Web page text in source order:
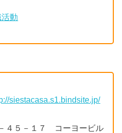
動
siestacasa.s1.bindsite.jp/
４５－１７ コーヨービル